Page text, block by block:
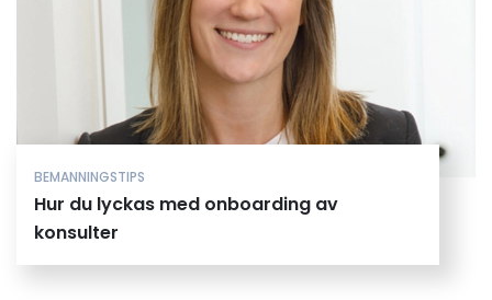
BEMANNINGSTIPS
Hur du lyckas med onboarding av
konsulter